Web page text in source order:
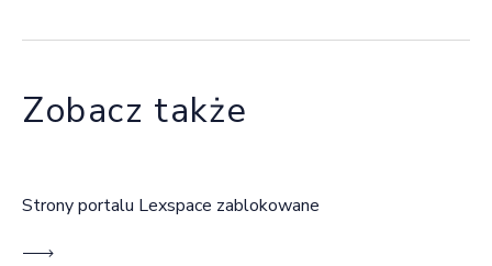
Zobacz także
Strony portalu Lexspace zablokowane